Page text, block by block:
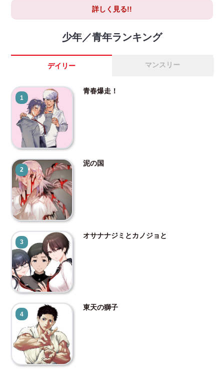
詳しく見る!!
少年／青年ランキング
デイリー マンスリー
1
青春爆走！
2
泥の国
3
オサナナジミとカノジョと
4
東天の獅子